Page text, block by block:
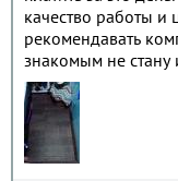
качество работы и
рекомендавать
знакомым не стану